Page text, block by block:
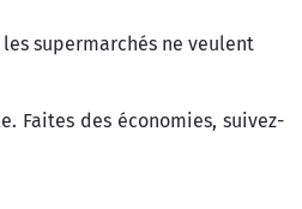
supermarchés ne veulent
Faites des économies, suivez-